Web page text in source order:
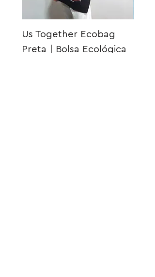
Us Together Ecobag
Preta | Bolsa Ecológica